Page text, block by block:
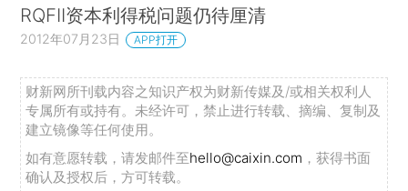
RQFII资本利得税问题仍待厘清
2012年07月23日 APP打开
财新网所刊载内容之知识产权为财新传媒及/或相关权利人
专属所有或持有。未经许可，禁止进行转载、摘编、复制及
建立镜像等任何使用。
如有意愿转载，请发邮件至hello@caixin.com ，获得书面
确认及授权后，方可转载。